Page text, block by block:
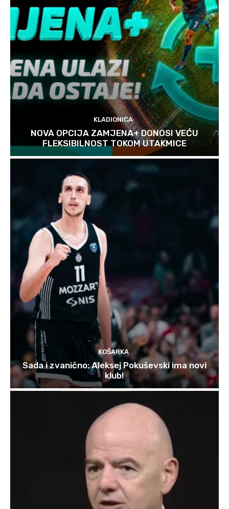
KLADIONICA
NOVA OPCIJA ZAMJENA+ DONOSI VEĆU
FLEKSIBILNOST TOKOM UTAKMICE
KOŠARKA
Sada i zvanično: Aleksej Pokuševski ima novi
klub!